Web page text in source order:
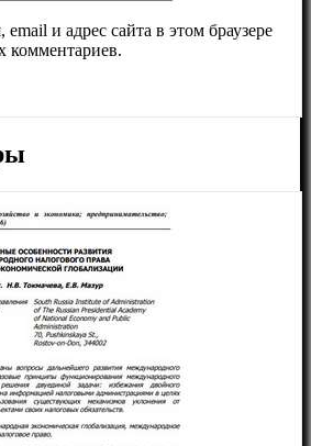
и адрес сайта в этом браузере
комментариев.